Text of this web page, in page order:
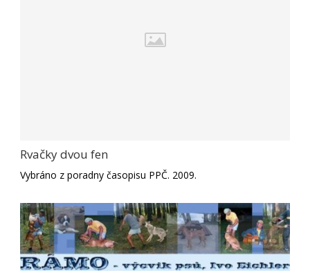
Rvačky dvou fen
Vybráno z poradny časopisu PPČ. 2009.